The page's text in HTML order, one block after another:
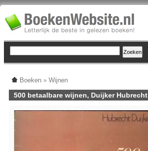
Boeken » Wijnen
500 betaalbare wijnen, Duijker Hubrecht